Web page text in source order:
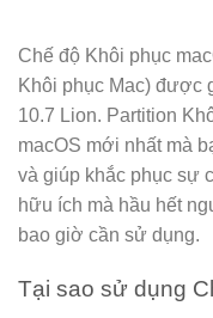
Chế độ Khôi phục
Khôi phục Mac) được
10.7 Lion. Partition
macOS mới nhất mà
và giúp khắc phục sự
hữu ích mà hầu hết
bao giờ cần sử dụng.
Tại sao sử dụng